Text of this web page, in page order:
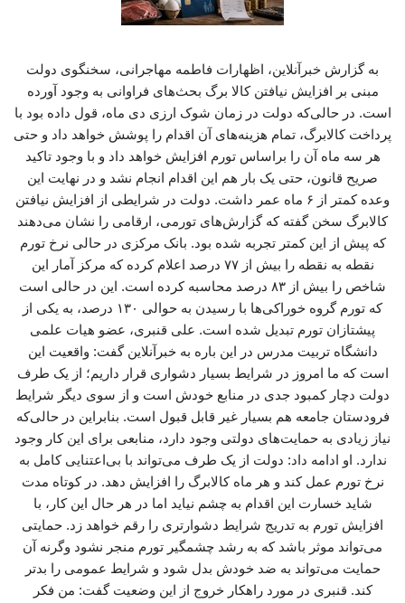
به گزارش خبرآنلاین، اظهارات فاطمه مهاجرانی، سخنگوی دولت
مبنی بر افزایش نیافتن کالا برگ بحث‌های فراوانی به وجود آورده
است. در حالی‌که دولت در زمان شوک ارزی دی ماه، قول داده بود با
پرداخت کالابرگ، تمام هزینه‌های آن اقدام را پوشش خواهد داد و حتی
هر سه ماه آن را براساس تورم افزایش خواهد داد و با وجود تاکید
صریح قانون، حتی یک بار هم این اقدام انجام نشد و در نهایت این
وعده کمتر از ۶ ماه عمر داشت. دولت در شرایطی از افزایش نیافتن
کالابرگ سخن گفته که گزارش‌های تورمی، ارقامی را نشان می‌دهند
که پیش از این کمتر تجربه شده بود. بانک مرکزی در حالی نرخ تورم
نقطه به نقطه را بیش از ۷۷ درصد اعلام کرده که مرکز آمار این
شاخص را بیش از ۸۳ درصد محاسبه کرده است. این در حالی است
که تورم گروه خوراکی‌ها با رسیدن به حوالی ۱۳۰ درصد، به یکی از
پیشتازان تورم تبدیل شده است. علی قنبری، عضو هیات علمی
دانشگاه تربیت مدرس در این باره به خبرآنلاین گفت: واقعیت این
است که ما امروز در شرایط بسیار دشواری قرار داریم؛ از یک طرف
دولت دچار کمبود جدی در منابع خودش است و از سوی دیگر شرایط
فرودستان جامعه هم بسیار غیر قابل قبول است. بنابراین در حالی‌که
نیاز زیادی به حمایت‌های دولتی وجود دارد، منابعی برای این کار وجود
ندارد. او ادامه داد: دولت از یک طرف می‌تواند با بی‌اعتنایی کامل به
نرخ تورم عمل کند و هر ماه کالابرگ را افزایش دهد. در کوتاه مدت
شاید خسارت این اقدام به چشم نیاید اما در هر حال این کار، با
افزایش تورم به تدریج شرایط دشوارتری را رقم خواهد زد. حمایتی
می‌تواند موثر باشد که به رشد چشمگیر تورم منجر نشود وگرنه آن
حمایت می‌تواند به ضد خودش بدل شود و شرایط عمومی را بدتر
کند. قنبری در مورد راهکار خروج از این وضعیت گفت: من فکر